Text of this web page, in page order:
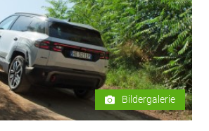
Bildergalerie